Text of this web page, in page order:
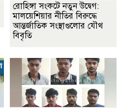
রোহিঙ্গা সংকটে নতুন উদ্বেগ:
মালয়েশিয়ার নীতির বিরুদ্ধে
আন্তর্জাতিক সংস্থাগুলোর যৌথ
বিবৃতি